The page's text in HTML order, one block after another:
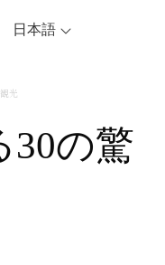
日本語
観光